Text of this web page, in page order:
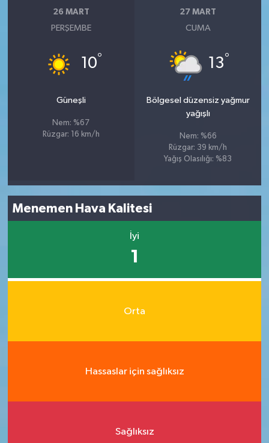
26 MART
PERŞEMBE
10°
Güneşli
Nem: %67
Rüzgar: 16 km/h
27 MART
CUMA
13°
Bölgesel düzensiz yağmur
yağışlı
Nem: %66
Rüzgar: 39 km/h
Yağış Olasılığı: %83
Menemen Hava Kalitesi
İyi
1
Orta
Hassaslar için sağlıksız
Sağlıksız